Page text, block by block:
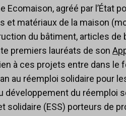
Ecomaison, agréé par l’État
et matériaux de la maison
du bâtiment, articles de
premiers lauréats de son
à ces projets entre dans le
au réemploi solidaire pour
développement du réemploi
solidaire (ESS) porteurs de